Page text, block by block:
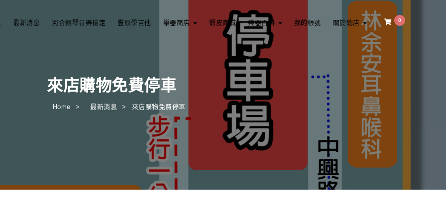
0
最新消息 河合鋼琴音樂檢定 豐原學吉他 樂器商店 蝦皮商城 樂器百科 我的帳號 關於總店
來店購物免費停車
Home 最新消息 來店購物免費停車